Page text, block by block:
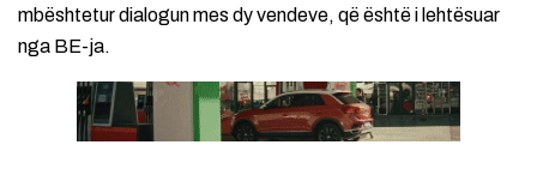
mbështetur dialogun mes dy vendeve, që është i lehtësuar
nga BE-ja.